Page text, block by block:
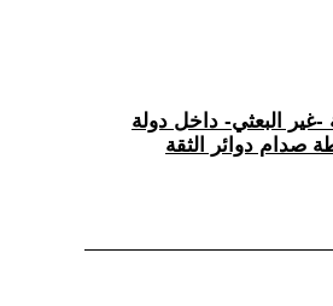
-غير البعثي- داخل دولة
دوائر الثقة